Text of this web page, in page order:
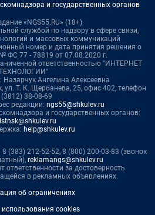
и государственных органов
«NGS55.RU» (18+)
службой по надзору в сфере связи,
и массовых коммуникаций
номер и дата принятия решения о
ФС 77 - 78819 от 07.08.2020 г.
ответственностью "ИНТЕРНЕТ
Назарчук Ангелина Алексеевна
ул. Т. К. Щербанева, 25, офис 402, телефон
38-08-69
редакции: ngs55@shkulev.ru
и государственных органов:
help@shkulev.ru
(383) 212-52-52, 8 (800) 200-03-83 (звонок
reklamangs@shkulev.ru
ответственности за достоверность
в рекламных объявлениях.
об ограничениях
использования cookies